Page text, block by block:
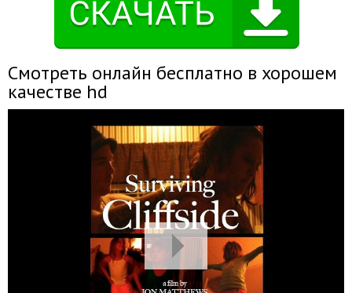
Смотреть онлайн бесплатно в хорошем
качестве hd